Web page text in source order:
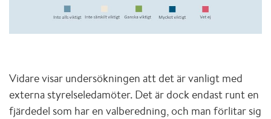
Vidare visar undersökningen att det är vanligt med
externa styrelseledamöter. Det är dock endast runt en
fjärdedel som har en valberedning, och man förlitar sig